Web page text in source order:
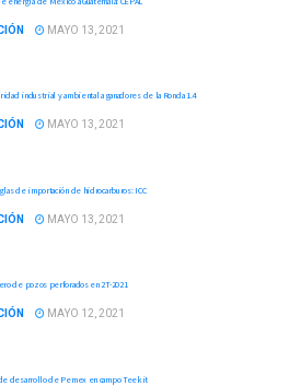
MAYO 13, 2021
industrial y ambiental a ganadores de la Ronda 1.4
MAYO 13, 2021
de importación de hidrocarburos: ICC
MAYO 13, 2021
de pozos perforados en 2T-2021
MAYO 12, 2021
desarrollo de Pemex en campo Teekit